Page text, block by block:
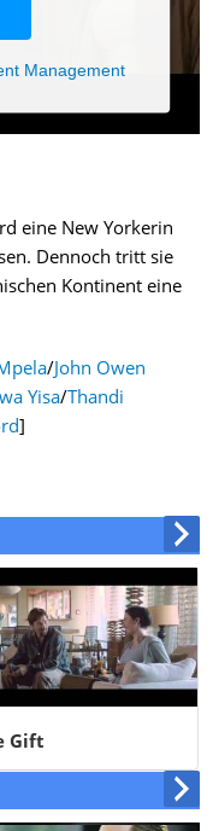
Management
eine New Yorkerin
Dennoch tritt sie
Kontinent eine
/John Owen
Yisa/Thandi
]
Gift